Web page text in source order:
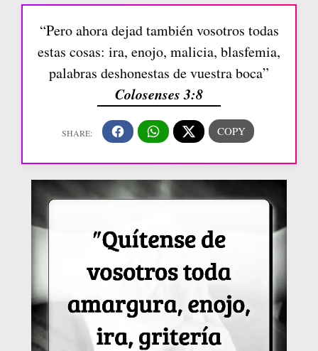
“Pero ahora dejad también vosotros todas
estas cosas: ira, enojo, malicia, blasfemia,
palabras deshonestas de vuestra boca”
Colosenses 3:8